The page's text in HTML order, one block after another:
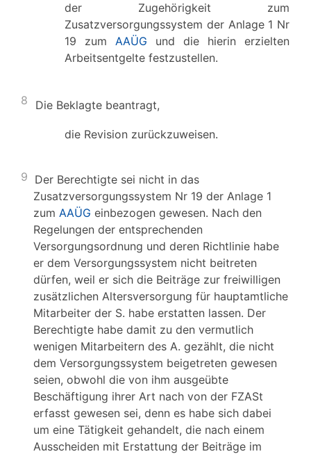
der Zugehörigkeit zum
Zusatzversorgungssystem der Anlage 1 Nr
19 zum AAÜG und die hierin erzielten
Arbeitsentgelte festzustellen.
8 Die Beklagte beantragt,
die Revision zurückzuweisen.
9 Der Berechtigte sei nicht in das
Zusatzversorgungssystem Nr 19 der Anlage 1
zum AAÜG einbezogen gewesen. Nach den
Regelungen der entsprechenden
Versorgungsordnung und deren Richtlinie habe
er dem Versorgungssystem nicht beitreten
dürfen, weil er sich die Beiträge zur freiwilligen
zusätzlichen Altersversorgung für hauptamtliche
Mitarbeiter der S. habe erstatten lassen. Der
Berechtigte habe damit zu den vermutlich
wenigen Mitarbeitern des A. gezählt, die nicht
dem Versorgungssystem beigetreten gewesen
seien, obwohl die von ihm ausgeübte
Beschäftigung ihrer Art nach von der FZASt
erfasst gewesen sei, denn es habe sich dabei
um eine Tätigkeit gehandelt, die nach einem
Ausscheiden mit Erstattung der Beiträge im